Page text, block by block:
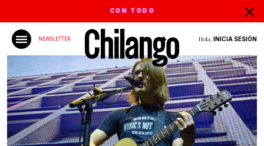
CON TODO
NEWSLETTER Hola, INICIA SESIÓN